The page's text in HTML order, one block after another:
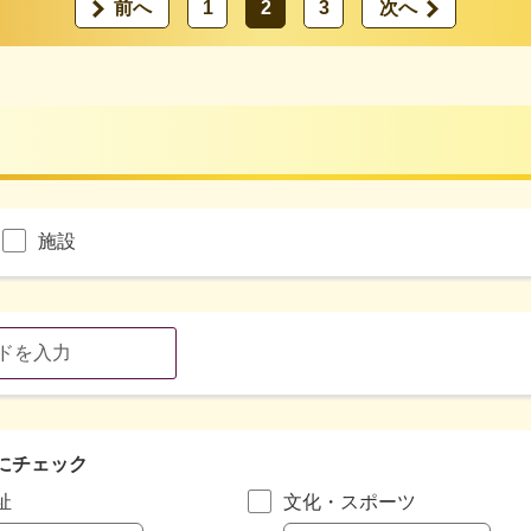
前へ 1 2 3 次へ
施設
チェック
文化・スポーツ